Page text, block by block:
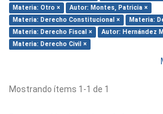
Materia: Otro ×
Autor: Montes, Patricia ×
Materia: Derecho Constitucional ×
Materia:
Materia: Derecho Fiscal ×
Autor: Hernández
Materia: Derecho Civil ×
Mostrando ítems 1-1 de 1